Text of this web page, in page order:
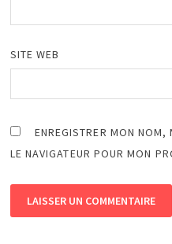
SITE WEB
ENREGISTRER MON
LE NAVIGATEUR POUR MON